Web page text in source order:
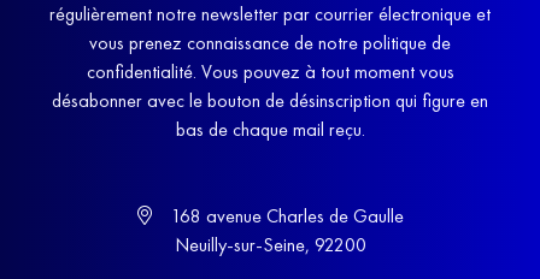
régulièrement notre newsletter par courrier électronique et
vous prenez connaissance de notre politique de
confidentialité. Vous pouvez à tout moment vous
désabonner avec le bouton de désinscription qui figure en
bas de chaque mail reçu.
168 avenue Charles de Gaulle
Neuilly-sur-Seine, 92200